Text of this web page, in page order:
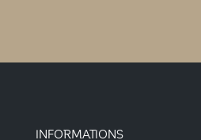
INFORMATIONS